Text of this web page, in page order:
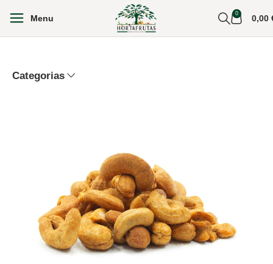
Menu 0 0,00
Categorias